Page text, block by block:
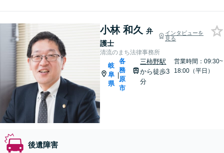
小林 和久 弁
護士
インタビューを
見る
清流のまち法律事務所
岐
阜
県
|
各
務
原
市
三柿野駅
から徒歩3
分
営業時間：09:30~
18:00（平日）
後遺障害